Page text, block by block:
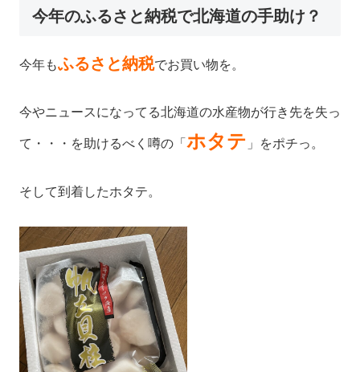
今年のふるさと納税で北海道の手助け？
今年もふるさと納税でお買い物を。
今やニュースになってる北海道の水産物が行き先を失っ
て・・・を助けるべく噂の「 ホタテ 」をポチっ。
そして到着したホタテ。